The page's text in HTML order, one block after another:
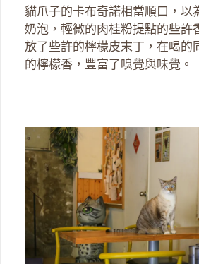
貓爪子的卡布奇諾相當順口，以
奶泡，輕微的肉桂粉提點的些許
放了些許的檸檬皮末丁，在喝的
的檸檬香，豐富了嗅覺與味覺。